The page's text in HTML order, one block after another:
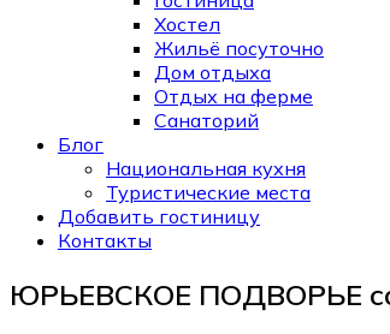
Хостел
Жильё посуточно
Дом отдыха
Отдых на ферме
Санаторий
Блог
Национальная кухня
Туристические места
Добавить гостиницу
Контакты
ЮРЬЕВСКОЕ ПОДВОРЬЕ